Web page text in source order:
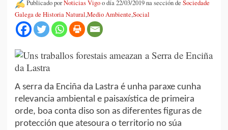
Publicado porNoticias Vigoo día 22/03/2019 na sección de Sociedade
Galega de Historia Natural,Medio Ambiente,Social
A serra da Enciña da Lastra é unha paraxe cunha
relevancia ambiental e paisaxística de primeira
orde, boa conta diso son as diferentes figuras de
protección que atesoura o territorio no súa